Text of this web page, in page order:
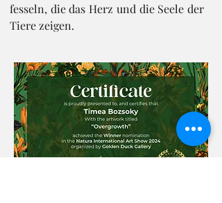
fesseln, die das Herz und die Seele der
Tiere zeigen.